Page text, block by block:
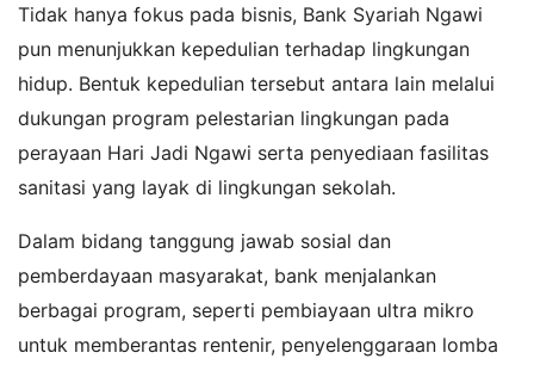
Tidak hanya fokus pada bisnis, Bank Syariah Ngawi
pun menunjukkan kepedulian terhadap lingkungan
hidup. Bentuk kepedulian tersebut antara lain melalui
dukungan program pelestarian lingkungan pada
perayaan Hari Jadi Ngawi serta penyediaan fasilitas
sanitasi yang layak di lingkungan sekolah.
Dalam bidang tanggung jawab sosial dan
pemberdayaan masyarakat, bank menjalankan
berbagai program, seperti pembiayaan ultra mikro
untuk memberantas rentenir, penyelenggaraan lomba